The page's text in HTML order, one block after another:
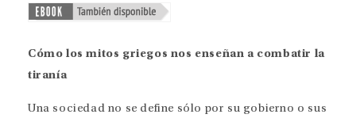
Cómo los mitos griegos nos enseñan a combatir la
tiranía
Una sociedad no se define sólo por su gobierno o sus